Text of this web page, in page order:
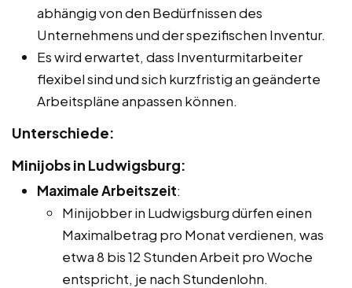
abhängig von den Bedürfnissen des
Unternehmens und der spezifischen Inventur.
Es wird erwartet, dass Inventurmitarbeiter
flexibel sind und sich kurzfristig an geänderte
Arbeitspläne anpassen können.
Unterschiede:
Minijobs in Ludwigsburg:
Maximale Arbeitszeit:
Minijobber in Ludwigsburg dürfen einen
Maximalbetrag pro Monat verdienen, was
etwa 8 bis 12 Stunden Arbeit pro Woche
entspricht, je nach Stundenlohn.